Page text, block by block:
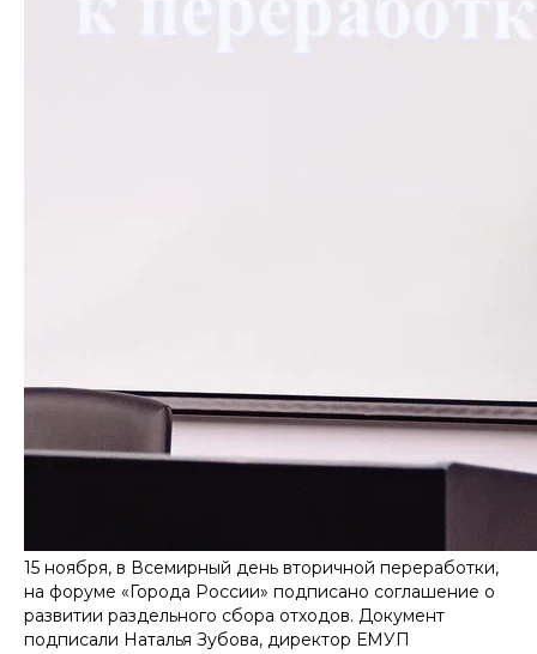
15 ноября, в Всемирный день вторичной переработки,
на форуме «Города России» подписано соглашение о
развитии раздельного сбора отходов. Документ
подписали Наталья Зубова, директор ЕМУП